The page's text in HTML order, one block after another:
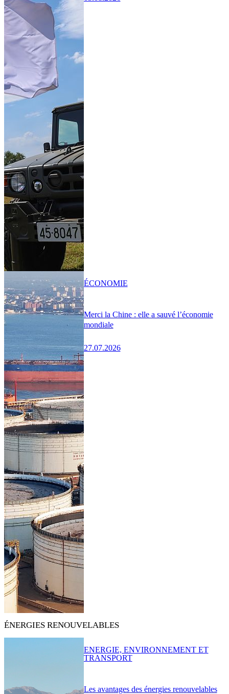
Merci la Chine : elle a sauvé l’économie
mondiale
27.07.2026
ÉCONOMIE
ÉNERGIES RENOUVELABLES
Les avantages des énergies renouvelables
ENERGIE, ENVIRONNEMENT ET
TRANSPORT